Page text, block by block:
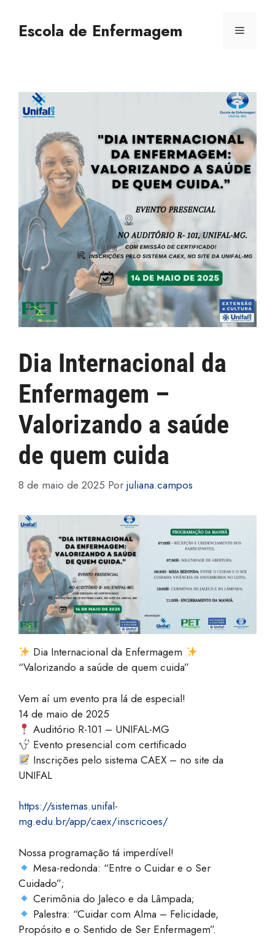
Escola de Enfermagem
Dia Internacional da
Enfermagem –
Valorizando a saúde
de quem cuida
8 de maio de 2025 Por juliana.campos
Dia Internacional da Enfermagem
“Valorizando a saúde de quem cuida”
Vem aí um evento pra lá de especial!
14 de maio de 2025
Auditório R-101 – UNIFAL-MG
Evento presencial com certificado
Inscrições pelo sistema CAEX – no site da
UNIFAL
https://sistemas.unifal-
mg.edu.br/app/caex/inscricoes/
Nossa programação tá imperdível!
Mesa-redonda: “Entre o Cuidar e o Ser
Cuidado”;
Cerimônia do Jaleco e da Lâmpada;
Palestra: “Cuidar com Alma – Felicidade,
Propósito e o Sentido de Ser Enfermagem”.